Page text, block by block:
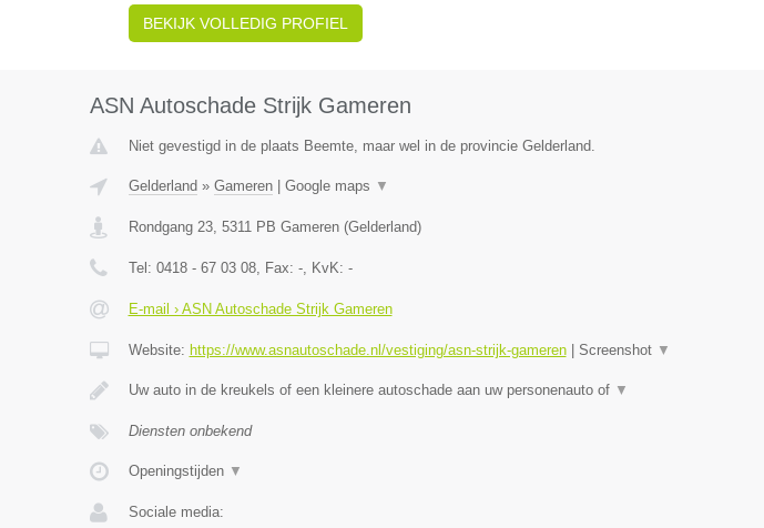
BEKIJK VOLLEDIG PROFIEL
ASN Autoschade Strijk Gameren
Niet gevestigd in de plaats Beemte, maar wel in de provincie Gelderland.
Gelderland » Gameren| Google maps ▼
Rondgang 23, 5311 PB Gameren(Gelderland)
Tel: 0418 - 67 03 08, Fax: -, KvK: -
E-mail › ASN Autoschade Strijk Gameren
Website: https://www.asnautoschade.nl/vestiging/asn-strijk-gameren| Screenshot ▼
Uw auto in de kreukels of een kleinere autoschade aan uw personenauto of ▼
Diensten onbekend
Openingstijden ▼
Sociale media: